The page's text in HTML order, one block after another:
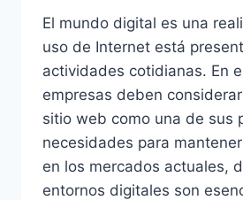
El mundo digital es una
uso de Internet está
actividades cotidianas. En
empresas deben
sitio web como una de sus
necesidades para
en los mercados actuales,
entornos digitales son